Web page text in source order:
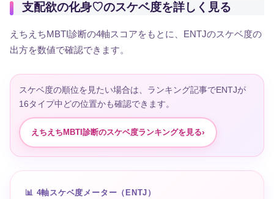
支配欲の化身♡のスケベ度を詳しく見る
えちえちMBTI診断の4軸スコアをもとに、ENTJのスケベ度の
出方を数値で確認できます。
スケベ度の順位を見たい場合は、ランキング記事でENTJが
16タイプ中どの位置かも確認できます。
えちえちMBTI診断のスケベ度ランキングを見る›
📊 4軸スケベ度メーター（ENTJ）